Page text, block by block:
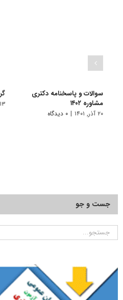
سوالات و پاسخنامه دکتری
مشاوره ۱۴۰۲
۲۰ آذر, ۱۴۰۱ | ۰ دیدگاه
۱۳ فروردین, ۱۴۰۱
جست و جو
جستجو